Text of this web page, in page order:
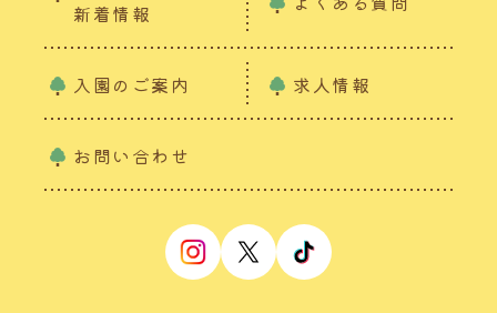
新着情報
入園のご案内 求人情報
お問い合わせ